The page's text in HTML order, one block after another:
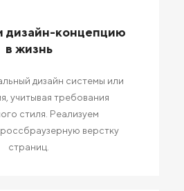
дизайн-концепцию
в жизнь
дизайн системы или
учитывая требования
стиля. Реализуем
верстку
страниц.